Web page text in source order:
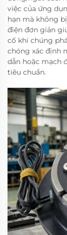
việc của ứng
hạn mà không
điện đơn giản
cố khi chúng
chóng xác định
dẫn hoặc mạch
tiêu chuẩn.